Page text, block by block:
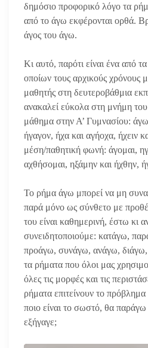
δημόσιο προφορικό λόγο τα
από το άγω εκφέρονται ορθά.
άγος του άγω.
Κι αυτό, παρότι είναι ένα από
οποίων τους αρχικούς χρόνους
μαθητής στη δευτεροβάθμια
ανακαλεί εύκολα στη μνήμη του
μάθημα στην Α’ Γυμνασίου:
ήγαγον, ήχα και αγήοχα, ήχειν
μέση/παθητική φωνή: άγομαι,
αχθήσομαι, ηξάμην και ήχθην,
Το ρήμα άγω μπορεί να μη
παρά μόνο ως σύνθετο με
του είναι καθημερινή, έστω κι
συνειδητοποιούμε: κατάγω,
προάγω, συνάγω, ανάγω, διάγω,
τα ρήματα που όλοι μας
όλες τις μορφές και τις
ρήματα επιτείνουν το πρόβλημα
ποιο είναι το σωστό, θα
εξήγαγε;